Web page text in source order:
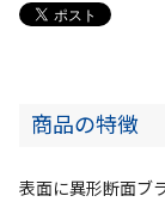
商品の特徴
表面に異形断面ブ